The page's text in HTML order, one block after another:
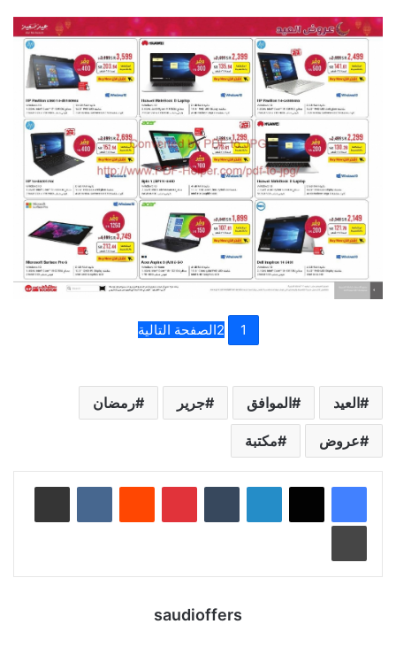
1
2الصفحة التالية
العيد الموافق جرير رمضان
عروض مكتبة
لينكدإن بينتيريست
saudioffers